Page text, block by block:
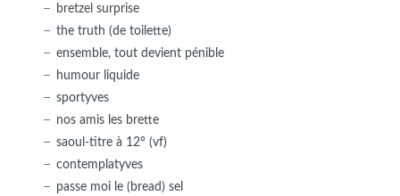
bretzel surprise
the truth (de toilette)
ensemble, tout devient pénible
humour liquide
sportyves
nos amis les brette
saoul-titre à 12° (vf)
contemplatyves
passe moi le (bread) sel